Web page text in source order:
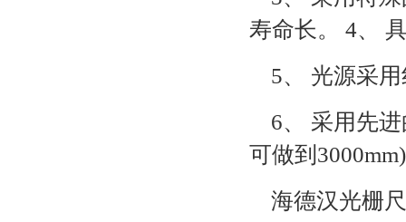
寿命长。 4、
5、 光源采用
6、 采用先
可做到
海德汉光栅